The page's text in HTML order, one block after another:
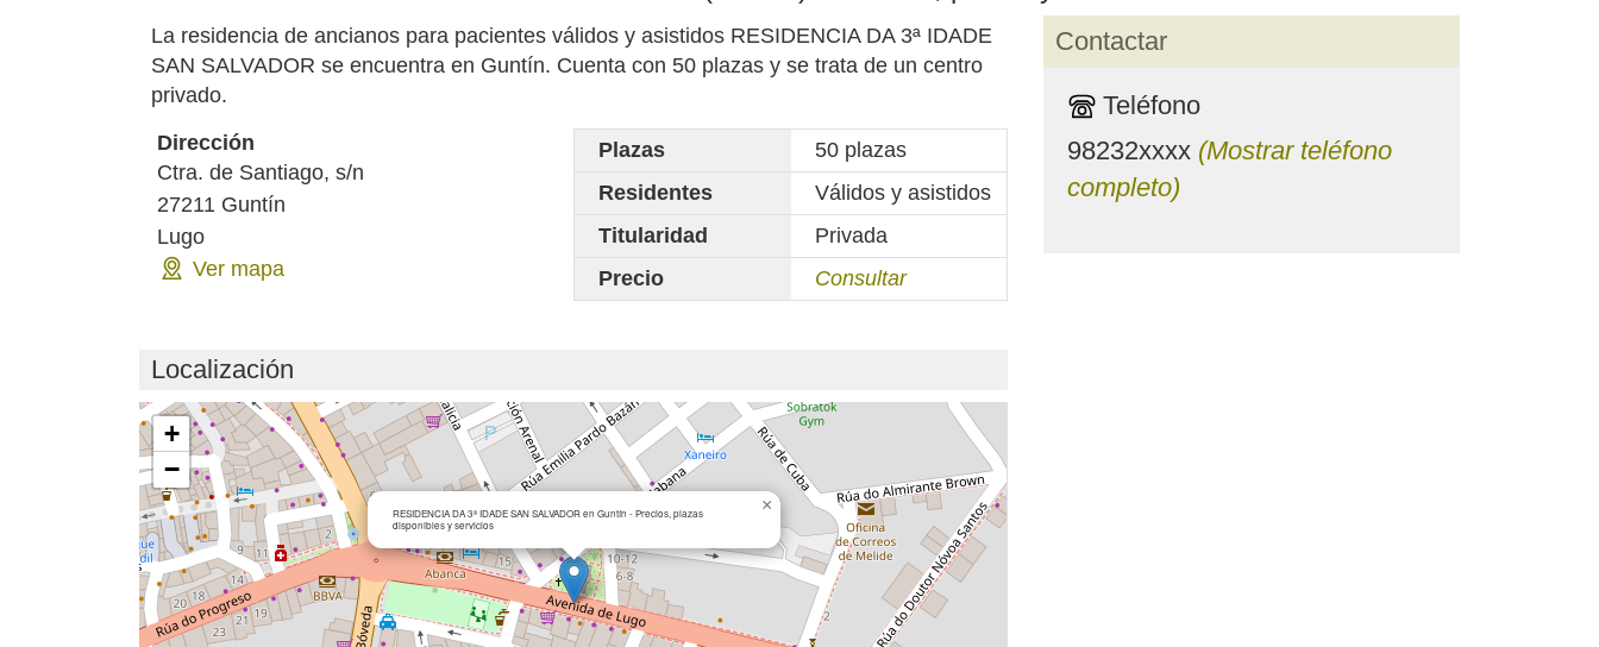
La residencia de ancianos para pacientes válidos y asistidos RESIDENCIA DA 3ª IDADE
SAN SALVADOR se encuentra en Guntín. Cuenta con 50 plazas y se trata de un centro
privado.
Dirección
Ctra. de Santiago, s/n
27211 Guntín
Lugo
Ver mapa
Plazas
50 plazas
Residentes
Válidos y asistidos
Titularidad
Privada
Precio
Consultar
Localización
Cargando mapa...
RESIDENCIA DA 3ª IDADE SAN SALVADOR en Guntín - Precios, plazas
disponibles y servicios
×
+
−
Contactar
Teléfono
98232xxxx (Mostrar teléfono
completo)